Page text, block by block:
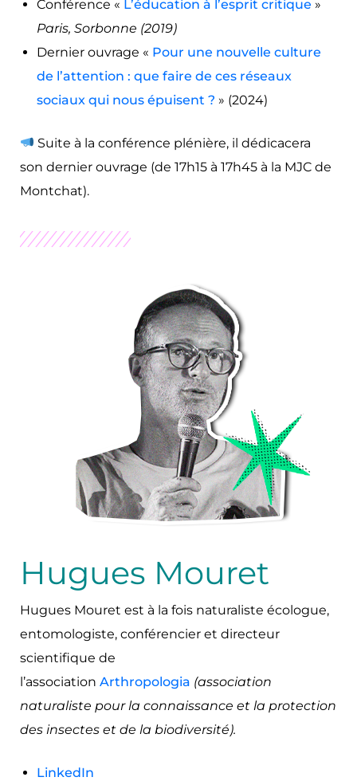
Conférence « L’éducation à l’esprit critique »
Paris, Sorbonne (2019)
Dernier ouvrage « Pour une nouvelle culture
de l’attention : que faire de ces réseaux
sociaux qui nous épuisent ? » (2024)
Suite à la conférence plénière, il dédicacera
son dernier ouvrage (de 17h15 à 17h45 à la MJC de
Montchat).
Hugues Mouret
Hugues Mouret est à la fois naturaliste écologue,
entomologiste, conférencier et directeur
scientifique de
l’association Arthropologia (association
naturaliste pour la connaissance et la protection
des insectes et de la biodiversité).
LinkedIn